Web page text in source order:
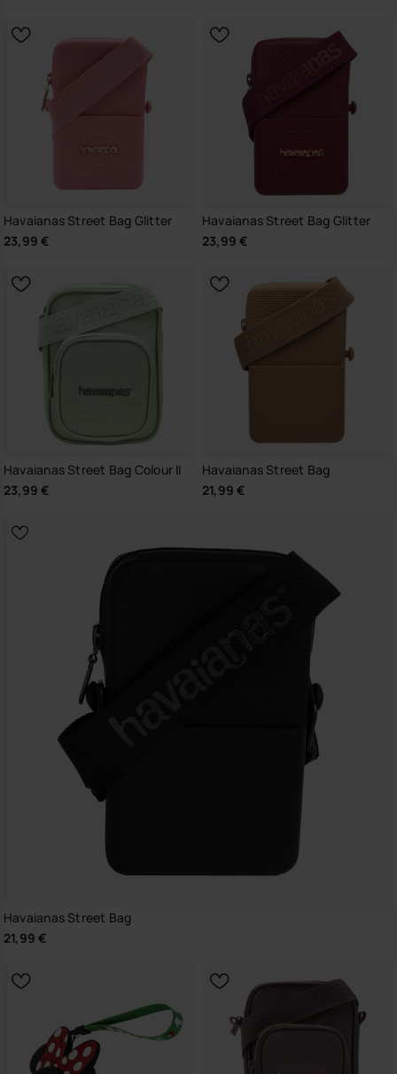
Havaianas Street Bag Glitter
23,99 €
Havaianas Street Bag Glitter
23,99 €
Havaianas Street Bag Colour II
23,99 €
Havaianas Street Bag
21,99 €
Havaianas Street Bag
21,99 €